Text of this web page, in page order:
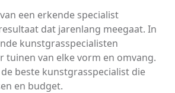
een erkende specialist
dat jarenlang meegaat. In
kunstgrasspecialisten
tuinen van elke vorm en omvang.
beste kunstgrasspecialist die
en budget.